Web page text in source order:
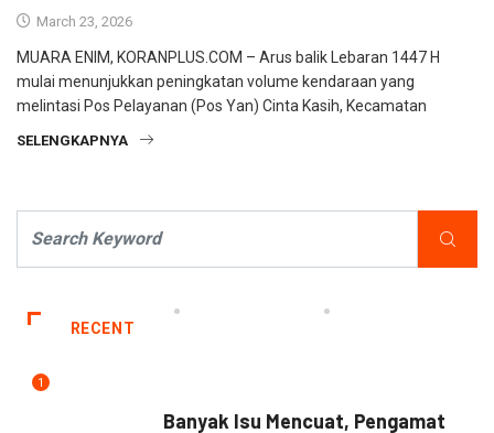
March 23, 2026
MUARA ENIM, KORANPLUS.COM – Arus balik Lebaran 1447 H
mulai menunjukkan peningkatan volume kendaraan yang
melintasi Pos Pelayanan (Pos Yan) Cinta Kasih, Kecamatan
SELENGKAPNYA
RECENT
1
Banyak Isu Mencuat, Pengamat